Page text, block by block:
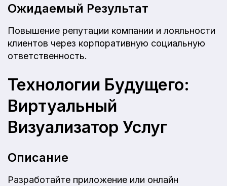
Ожидаемый Результат
Повышение репутации компании и лояльности
клиентов через корпоративную социальную
ответственность.
Технологии Будущего:
Виртуальный
Визуализатор Услуг
Описание
Разработайте приложение или онлайн